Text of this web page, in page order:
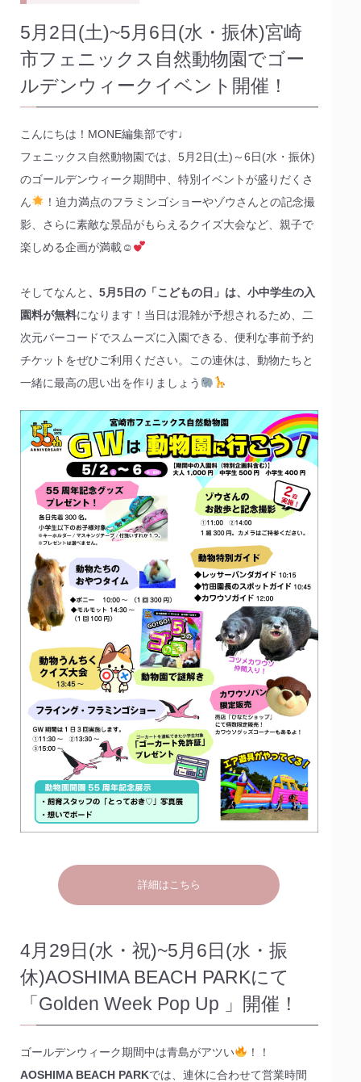
5月2日(土)~5月6日(水・振休)宮崎
市フェニックス自然動物園でゴー
ルデンウィークイベント開催！
こんにちは！MONE編集部です♩
フェニックス自然動物園では、5月2日(土)～6日(水・振休)
のゴールデンウィーク期間中、特別イベントが盛りだくさ
ん
！迫力満点のフラミンゴショーやゾウさんとの記念撮
影、さらに素敵な景品がもらえるクイズ大会など、親子で
楽しめる企画が満載☺
そしてなんと 、5月5日の「こどもの日」は、小中学生の入
園料が無料になります！当日は混雑が予想されるため、二
次元バーコードでスムーズに入園できる、便利な事前予約
チケットをぜひご利用ください。この連休は、動物たちと
一緒に最高の思い出を作りましょう
詳細はこちら
4月29日(水・祝)~5月6日(水・振
休)AOSHIMA BEACH PARKにて
「Golden Week Pop Up 」開催！
ゴールデンウィーク期間中は青島がアツい
！！
AOSHIMA BEACH PARKでは、連休に合わせて営業時間